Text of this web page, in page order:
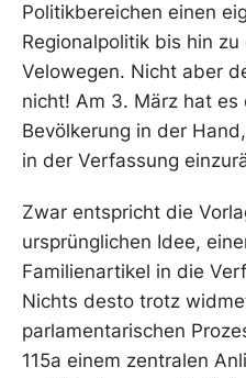
Politikbereichen einen
Regionalpolitik bis hin
Velowegen. Nicht aber
nicht! Am 3. März hat es
Bevölkerung in der
in der Verfassung
Zwar entspricht die
ursprünglichen Idee,
Familienartikel in die
Nichts desto trotz
parlamentarischen
115a einem zentralen